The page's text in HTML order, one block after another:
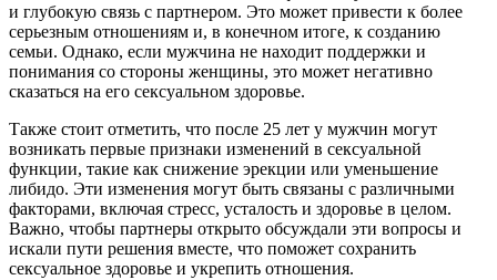
и глубокую связь с партнером. Это может привести к более
серьезным отношениям и, в конечном итоге, к созданию
семьи. Однако, если мужчина не находит поддержки и
понимания со стороны женщины, это может негативно
сказаться на его сексуальном здоровье.
Также стоит отметить, что после 25 лет у мужчин могут
возникать первые признаки изменений в сексуальной
функции, такие как снижение эрекции или уменьшение
либидо. Эти изменения могут быть связаны с различными
факторами, включая стресс, усталость и здоровье в целом.
Важно, чтобы партнеры открыто обсуждали эти вопросы и
искали пути решения вместе, что поможет сохранить
сексуальное здоровье и укрепить отношения.